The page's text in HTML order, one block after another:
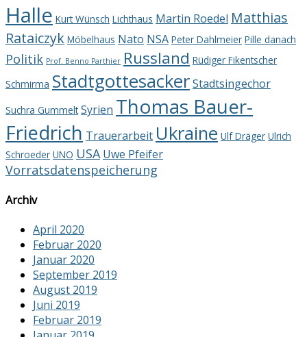
Halle Kurt Wünsch Lichthaus Martin Roedel Matthias
Rataiczyk Möbelhaus Nato NSA Peter Dahlmeier Pille danach
Politik Prof. Benno Parthier Russland Rüdiger Fikentscher
Schmirma StadtgottesackerStadtsingechor
Suchra Gummelt Syrien Thomas Bauer-
Friedrich Trauerarbeit Ukraine Ulf Dräger Ulrich
Schroeder UNO USA Uwe Pfeifer
Vorratsdatenspeicherung
Archiv
April 2020
Februar 2020
Januar 2020
September 2019
August 2019
Juni 2019
Februar 2019